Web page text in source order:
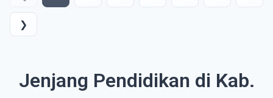
❯
Jenjang Pendidikan di Kab.